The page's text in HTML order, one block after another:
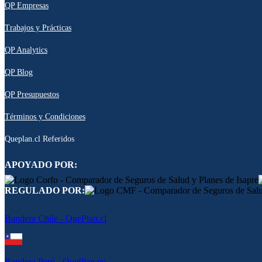
QP Empresas
Trabajos y Prácticas
QP Analytics
QP Blog
QP Presupuestos
Términos y Condiciones
Queplan.cl Referidos
APOYADO POR:
REGULADO POR:
Bandera Chile - QuePlan.cl